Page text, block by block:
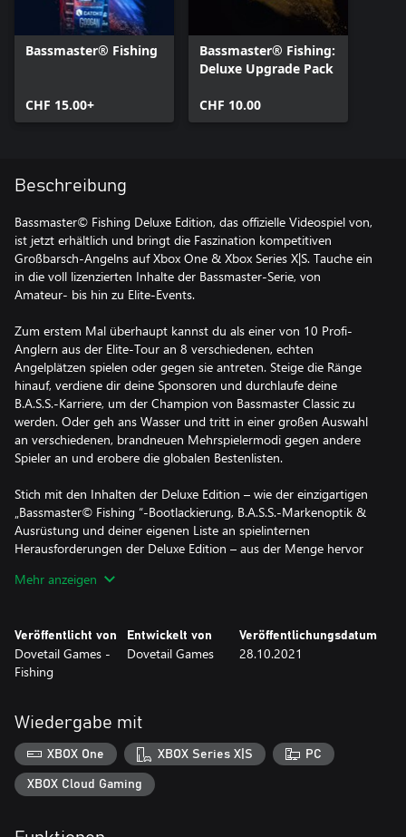
Bassmaster® Fishing
CHF 15.00+
Bassmaster® Fishing:
Deluxe Upgrade Pack
CHF 10.00
Beschreibung
Bassmaster© Fishing Deluxe Edition, das offizielle Videospiel von,
ist jetzt erhältlich und bringt die Faszination kompetitiven
Großbarsch-Angelns auf Xbox One & Xbox Series X|S. Tauche ein
in die voll lizenzierten Inhalte der Bassmaster-Serie, von
Amateur- bis hin zu Elite-Events.
Zum erstem Mal überhaupt kannst du als einer von 10 Profi-
Anglern aus der Elite-Tour an 8 verschiedenen, echten
Angelplätzen spielen oder gegen sie antreten. Steige die Ränge
hinauf, verdiene dir deine Sponsoren und durchlaufe deine
B.A.S.S.-Karriere, um der Champion von Bassmaster Classic zu
werden. Oder geh ans Wasser und tritt in einer großen Auswahl
an verschiedenen, brandneuen Mehrspielermodi gegen andere
Spieler an und erobere die globalen Bestenlisten.
Stich mit den Inhalten der Deluxe Edition – wie der einzigartigen
„Bassmaster© Fishing “-Bootlackierung, B.A.S.S.-Markenoptik &
Ausrüstung und deiner eigenen Liste an spielinternen
Herausforderungen der Deluxe Edition – aus der Menge hervor
1. Karrieremodus – Meistere die College Series, Opens und Elite
Series und arbeite dich zur Bassmaster Classic vor, um der
Champion zu werden.
Cherry und 8 weitere offizielle Profi-Angler oder miss dich mit
ihnen.
3. Unser größter Mehrspieler-Modus – Beweise dich in den
Mehr anzeigen
Veröffentlicht von
Dovetail Games -
Fishing
Entwickelt von
Dovetail Games
Veröffentlichungsdatum
28.10.2021
Wiedergabe mit
XBOX One XBOX Series X|S PC
XBOX Cloud Gaming